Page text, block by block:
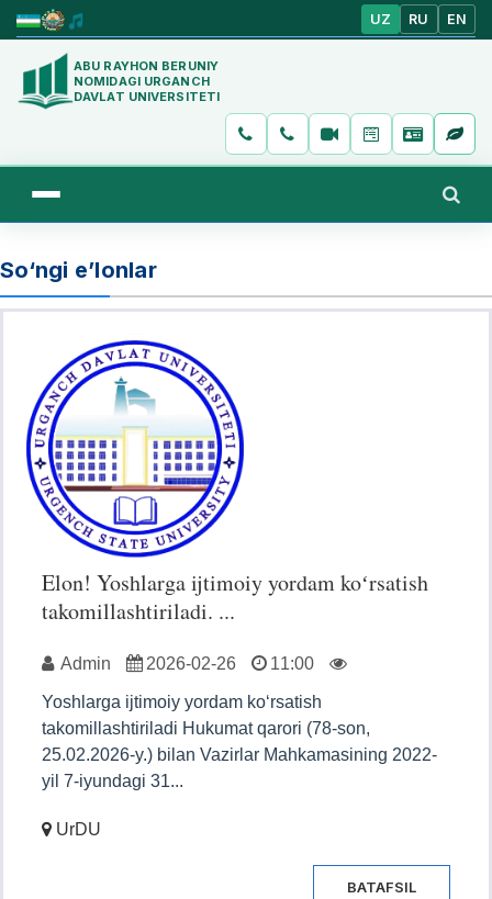
UZ RU EN
ABU RAYHON BERUNIY
NOMIDAGI URGANCH
DAVLAT UNIVERSITETI
So‘ngi e’lonlar
Elon! Yoshlarga ijtimoiy yordam koʻrsatish
takomillashtiriladi. ...
Admin 2026-02-26 11:00
Yoshlarga ijtimoiy yordam koʻrsatish
takomillashtiriladi Hukumat qarori (78-son,
25.02.2026-y.) bilan Vazirlar Mahkamasining 2022-
yil 7-iyundagi 31...
UrDU
BATAFSIL